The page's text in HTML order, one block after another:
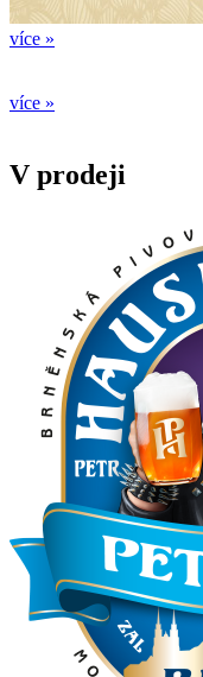
více »
více »
V prodeji